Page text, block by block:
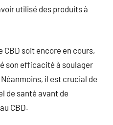
utilisé des produits à
CBD soit encore en cours,
son efficacité à soulager
il est crucial de
de santé avant de
CBD.